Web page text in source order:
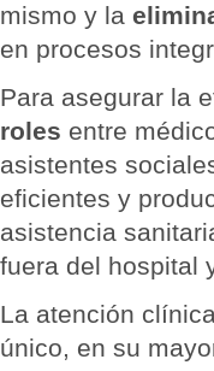
mismo y la
en procesos
Para asegurar la
roles entre
asistentes
eficientes y
asistencia
fuera del hospital
La atención
único, en su